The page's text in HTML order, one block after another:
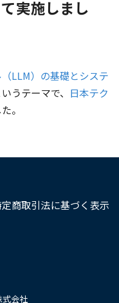
実施しまし
LLM）の基礎とシステ
うテーマで、 日本テク
。
商取引法に基づく表示
会社